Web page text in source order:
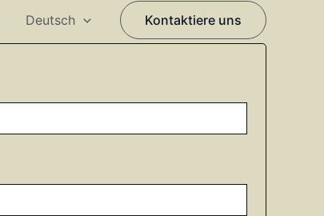
Deutsch Kontaktiere uns